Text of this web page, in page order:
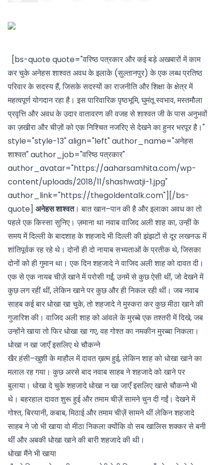
[bs-quote quote="वरिष्ठ पत्रकार और कई बड़े अखबारों में काम
कर चुके अनेहस शाश्वत अवध के इलाके (सुल्तानपुर) के एक लब्ध प्रतिष्ठ
परिवार के सदस्य हैं, जिसके सदस्यों का राजनीति और शिक्षा के क्षेत्र में
महत्वपूर्ण योगदान रहा है। इस पारिवारिक पृष्ठभूमि, घुमंतू स्वभाव, मस्तमौला
प्रवृत्ति और अवध के उदार वातावरण की वजह से शाश्वत जी के पास अनुभवों
का ज़खीरा और चीज़ों को एक निश्चित नजरिए से देखने का हुनर भरपूर है।"
style="style-13" align="left" author_name="अनेहस
शाश्वत" author_job="वरिष्ठ पत्रकार"
author_avatar="https://aaharsamhita.com/wp-
content/uploads/2018/11/shashwatji-1.jpg"
author_link="https://thegoldentalk.com"][/bs-
quote] अनेहस शाश्वत। बात खान–पान की है और इलाका अवध का तो
पहले एक किस्सा सुनिए। ज़माना था नवाब वाजिद अली शाह का, उन्हीं के
समय में दिल्ली के बादशाह के शहजादे भी दिल्ली की झंझटों से दूर लखनऊ में
शांतिपूर्वक रह रहे थे। दोनों ही दो नायाब सभ्यताओं के प्रतीक थे, जिसका
दोनों को ही गुमान था। एक दिन शहजादे ने वाजिद अली शाह को दावत दी।
एक से एक नायब चीज़ें खाने में परोसी गईं, उनमें से कुछ ऐसी थीं, जो देखने में
कुछ लग रहीं थीं, लेकिन खाने पर कुछ और ही निकल रही थीं। जब नवाब
साहब कई बार धोखा खा चुके, तो शहजादे ने मुस्करा कर कुछ मीठा खाने की
गुजारिश की।वाजिद अली शाहको आंवले के मुरब्बे एक तश्तरी में दिखे, जब
उन्होंने खाया तो फिर धोखा खा गए, वह गोश्त का नमकीन मुरब्बा निकला।
धोखा न खा जाएँ इसलिए थे चौकन्ने
खैर हंसी–खुशी के माहौल में दावत ख़त्म हुई, लेकिन शाह को धोखा खाने का
मलाल रह गया। कुछ अरसे बाद नवाब साहब ने शहजादे को खाने पर
बुलाया। धोखा दे चुके शहजादे धोखा न खा जाएँ इसलिए खासे चौकन्ने भी
थे। बहरहाल दावत शुरू हुई और तमाम चीज़ें सामने चुन दी गईं। देखने में
गोश्त, बिरयानी, कबाब, मिठाई और तमाम चीज़ें सामने थीं लेकिन शहजादे
साहब ने जो भी खाया वो मीठा निकला क्योंकि वो सब खालिस शक्कर से बनी
थीं और अबकी धोखा खाने की बारी शहजादे की थी।
धोखा मैंने भी खाया